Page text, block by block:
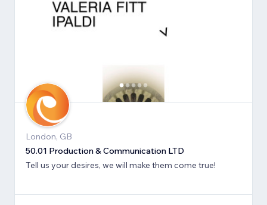
London, GB
50.01 Production & Communication LTD
Tell us your desires, we will make them come true!